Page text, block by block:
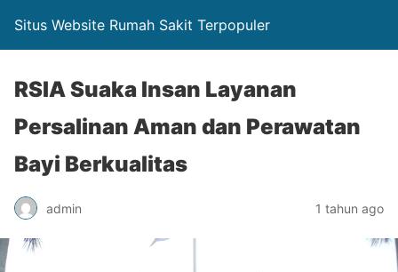
Situs Website Rumah Sakit Terpopuler
RSIA Suaka Insan Layanan
Persalinan Aman dan Perawatan
Bayi Berkualitas
admin 1 tahun ago